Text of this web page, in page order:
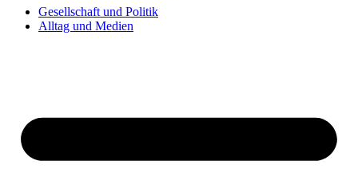
Gesellschaft und Politik
Alltag und Medien